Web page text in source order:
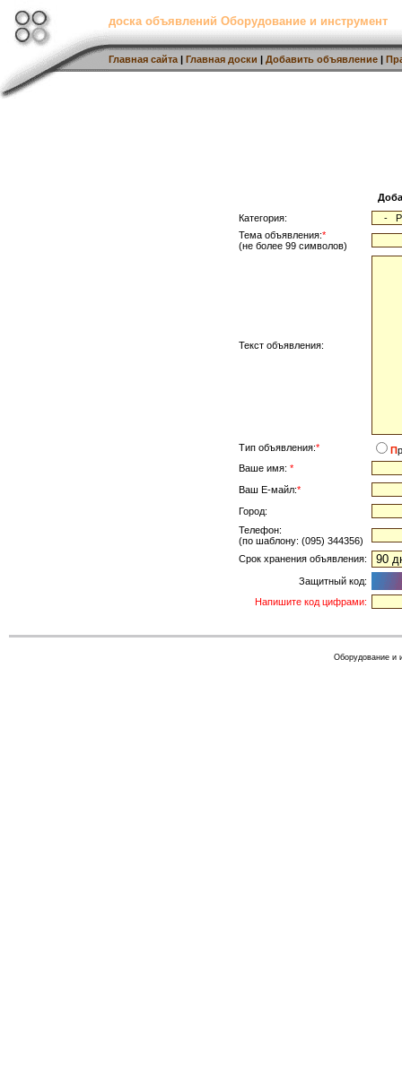
доска объявлений Оборудование и инструмент
Главная сайта | Главная доски | Добавить объявление |
Категория:
Тема объявления:*
(не более 99 символов)
Текст объявления:
Тип объявления:* П
Ваше имя: *
Ваш Е-майл:*
Город:
Телефон:
(по шаблону: (095) 344356)
Срок хранения объявления:
Защитный код:
Напишите код цифрами:
Оборудование и